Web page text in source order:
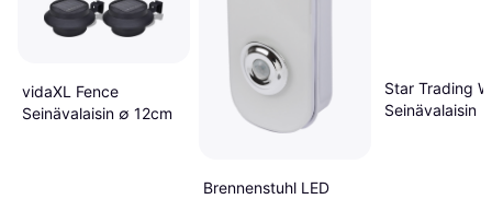
vidaXL Fence
Seinävalaisin ∅ 12cm
Brennenstuhl LED
Star Trading
Seinävalaisin